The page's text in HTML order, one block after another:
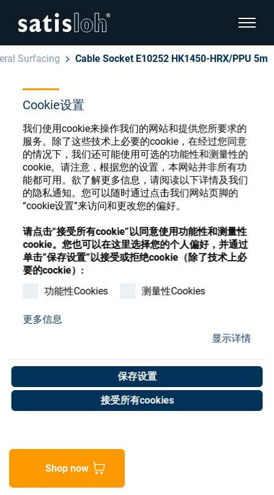
Cookie设置
我们使用cookie来操作我们的网站和提供您所要求的
服务。除了这些技术上必要的cookie，在经过您同意
的情况下，我们还可能使用可选的功能性和测量性的
cookie。请注意，根据您的设置，本网站并非所有功
能都可用。欲了解更多信息，请阅读以下详情及我们
的隐私通知。您可以随时通过点击我们网站页脚的
“cookie设置”来访问和更改您的偏好。
请点击“接受所有cookie”以同意使用功能性和测量性
cookie。您也可以在这里选择您的个人偏好，并通过
单击”保存设置”以接受或拒绝cookie（除了技术上必
要的cockie）:
功能性Cookies
测量性Cookies
更多信息
显示详情
保存设置
接受所有cookies
显示页
汉语
眼镜光学
精密光学
我们是谁
加入我们
隐藏页面导航
English
Deutsch
Español
Français
Surfacing Cable Socket E10252 HK1450-HRX/PPU 5m
眼镜光学耗材商店
注册或登录以访问您的帐户，并了解我们的各
种眼镜光学耗材
注册 登录
Cable Socket E10252
HK1450-HRX/PPU 5m
Art. No. 20000809
Unit of measure : Piece
Shop now